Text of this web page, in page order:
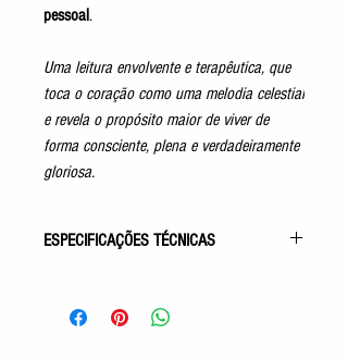
pessoal.
Uma leitura envolvente e terapêutica, que
toca o coração como uma melodia celestial
e revela o propósito maior de viver de
forma consciente, plena e verdadeiramente
gloriosa.
ESPECIFICAÇÕES TÉCNICAS
Acabamento: Capa Comum
Autor: Divaldo P. Franco